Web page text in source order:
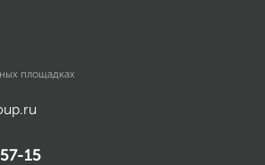
площадках
15